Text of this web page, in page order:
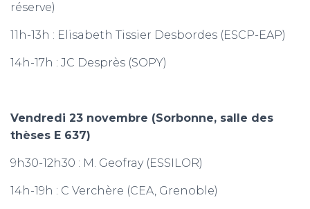
réserve)
11h-13h : Elisabeth Tissier Desbordes (ESCP-EAP)
14h-17h : JC Desprès (SOPY)
Vendredi 23 novembre (Sorbonne, salle des
thèses E 637)
9h30-12h30 : M. Geofray (ESSILOR)
14h-19h : C Verchère (CEA, Grenoble)